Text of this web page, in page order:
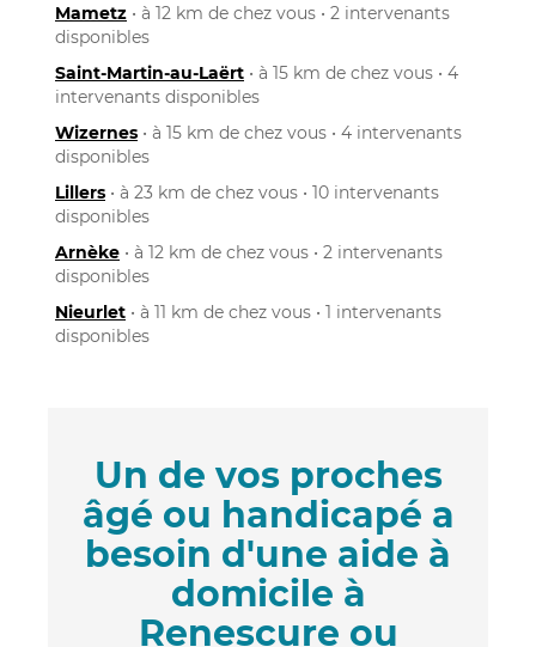
Mametz • à 12 km de chez vous • 2 intervenants
disponibles
Saint-Martin-au-Laërt • à 15 km de chez vous • 4
intervenants disponibles
Wizernes • à 15 km de chez vous • 4 intervenants
disponibles
Lillers • à 23 km de chez vous • 10 intervenants
disponibles
Arnèke • à 12 km de chez vous • 2 intervenants
disponibles
Nieurlet • à 11 km de chez vous • 1 intervenants
disponibles
Un de vos proches
âgé ou handicapé a
besoin d'une aide à
domicile à
Renescure ou